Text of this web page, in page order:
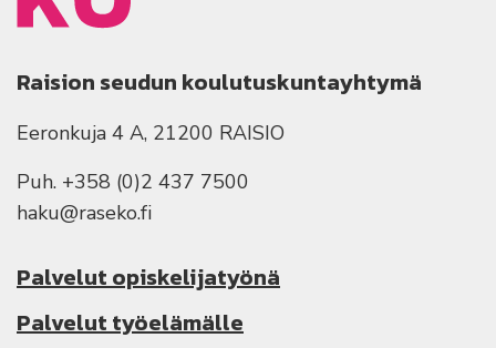
Raision seudun koulutuskuntayhtymä
Eeronkuja 4 A, 21200 RAISIO
Puh. +358 (0)2 437 7500
haku@raseko.fi
Palvelut opiskelijatyönä
Palvelut työelämälle